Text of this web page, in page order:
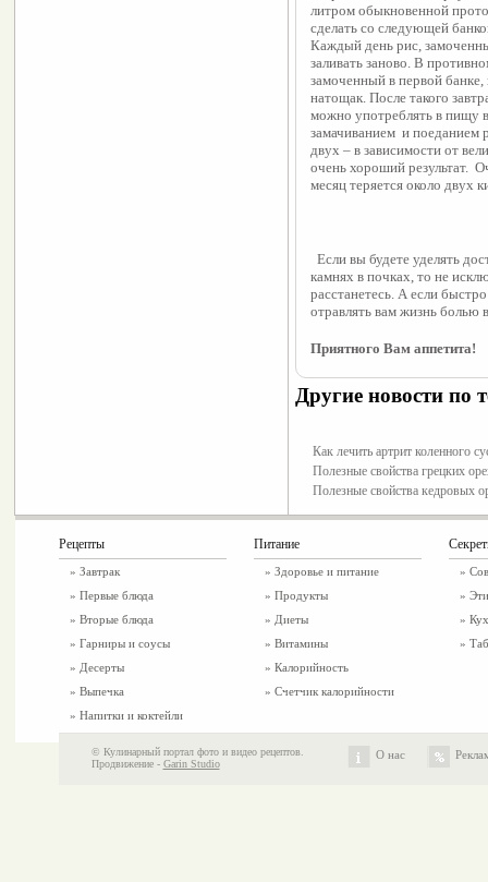
литром обыкновенной
сделать со следующей
Каждый день рис,
заливать заново. В
замоченный в первой
натощак. После такого
можно употреблять в пищу
замачиванием  и поеданием
двух – в зависимости от
очень хороший результат.
месяц теряется около двух
Если вы будете уделять
камнях в почках, то не
расстанетесь. А если
отравлять вам жизнь болью
Приятного Вам аппетита!
Другие новости по
Как лечить артрит коленного
Полезные свойства грецких
Полезные свойства кедровых
Рецепты
» Завтрак
» Первые блюда
» Вторые блюда
» Гарниры и соусы
» Десерты
» Выпечка
» Напитки и коктейли
Питание
» Здоровье и питание
» Продукты
» Диеты
» Витамины
» Калорийность
» Счетчик калорийности
»
»
»
»
© Кулинарный портал фото и видео рецептов.
Продвижение - Garin Studio
О нас